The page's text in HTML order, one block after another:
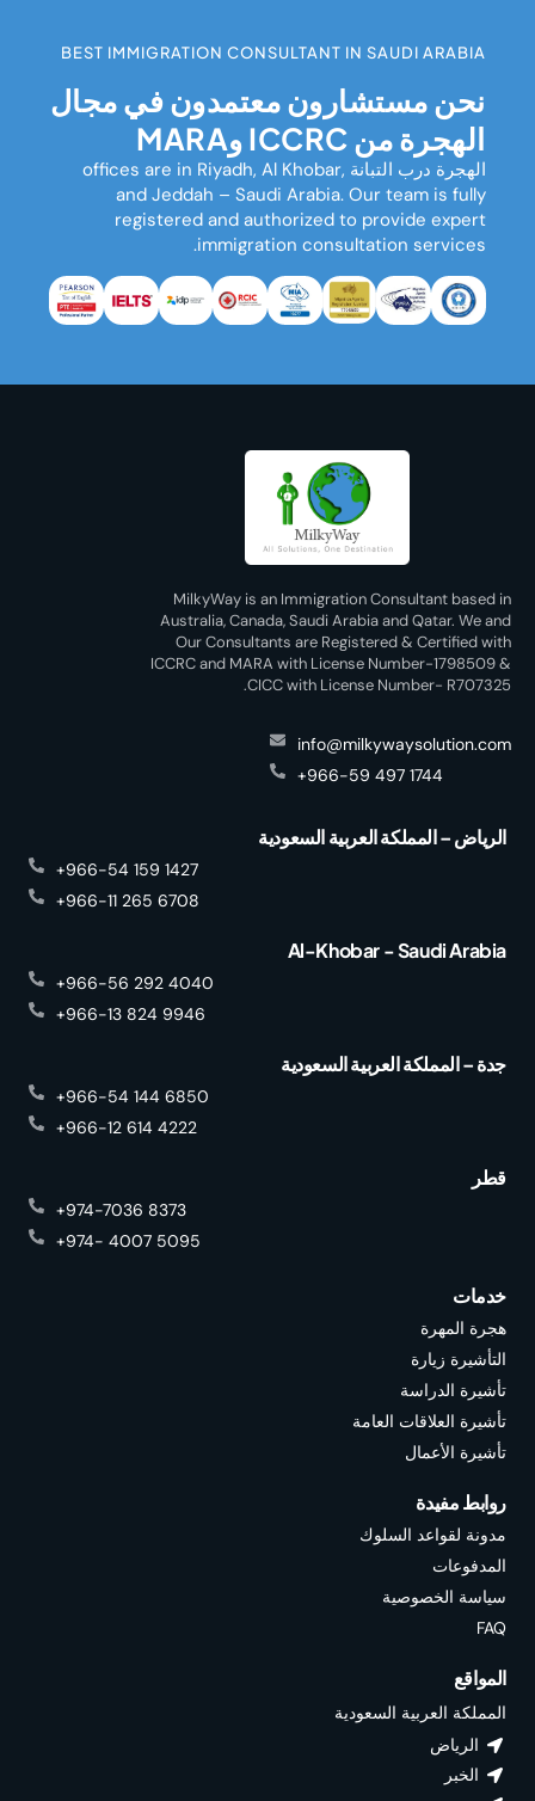
BEST IMMIGRATION CONSULTANT IN SAUDI ARABIA
نحن مستشارون معتمدون في مجال
الهجرة من ICCRC وMARA
الهجرة درب التبانة offices are in Riyadh, Al Khobar,
and Jeddah – Saudi Arabia. Our team is fully
registered and authorized to provide expert
immigration consultation services.
MilkyWay is an Immigration Consultant based in
Australia, Canada, Saudi Arabia and Qatar. We and
Our Consultants are Registered & Certified with
ICCRC and MARA with License Number-1798509 &
CICC with License Number- R707325.
info@milkywaysolution.com
+966-59 497 1744
الرياض – المملكة العربية السعودية
+966-54 159 1427
+966-11 265 6708
Al-Khobar - Saudi Arabia
+966-56 292 4040
+966-13 824 9946
جدة – المملكة العربية السعودية
+966-54 144 6850
+966-12 614 4222
قطر
+974-7036 8373
+974- 4007 5095
خدمات
هجرة المهرة
التأشيرة زيارة
تأشيرة الدراسة
تأشيرة العلاقات العامة
تأشيرة الأعمال
روابط مفيدة
مدونة لقواعد السلوك
المدفوعات
سياسة الخصوصية
FAQ
المواقع
المملكة العربية السعودية
الرياض
الخبر